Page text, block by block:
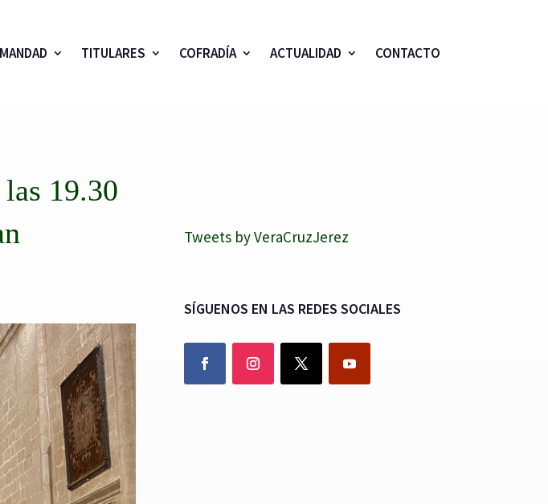
TITULARES COFRADÍA ACTUALIDAD CONTACTO
19.30
Tweets by VeraCruzJerez
SÍGUENOS EN LAS REDES SOCIALES